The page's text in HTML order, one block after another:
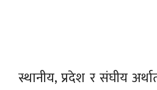
स्थानीय, प्रदेश र संघीय